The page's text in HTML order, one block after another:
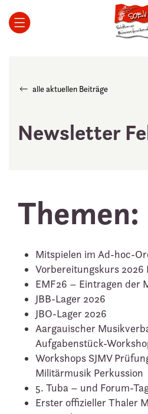
Zum Hauptinhalt springen
alle aktuellen Beiträge
Newsletter
Themen:
Mitspielen im Ad-hoc-
Vorbereitungskurs 2026
EMF26 – Eintragen der
JBB-Lager 2026
JBO-Lager 2026
Aargauischer
Aufgabenstück-
Workshops SJMV
Militärmusik Perkussion
5. Tuba – und Forum-
Erster offizieller Thaler